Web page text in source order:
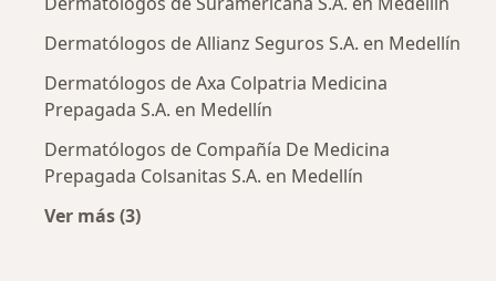
Dermatólogos de Allianz Seguros S.A. en Medellín
Dermatólogos de Axa Colpatria Medicina
Prepagada S.A. en Medellín
Dermatólogos de Compañía De Medicina
Prepagada Colsanitas S.A. en Medellín
Ver más (3)